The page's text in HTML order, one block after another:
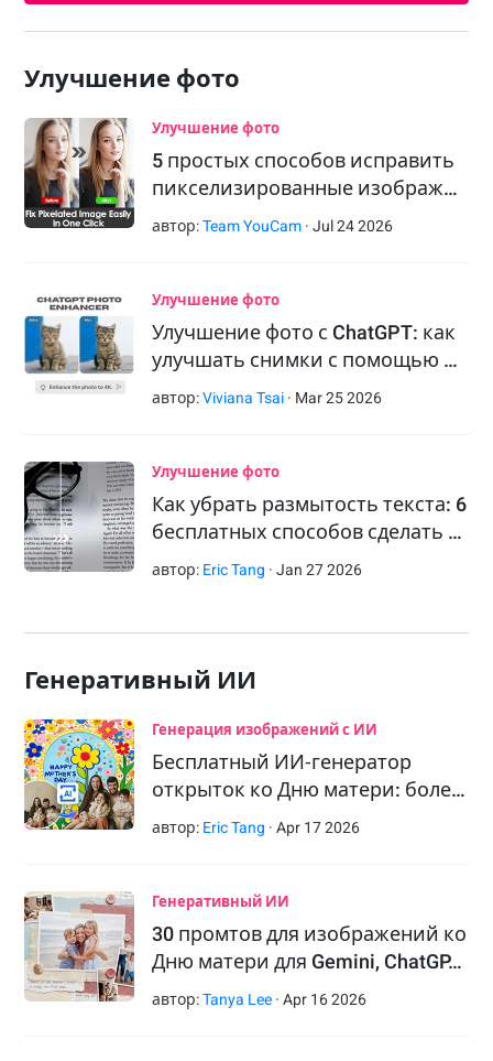
Улучшение фото
Улучшение фото
5 простых способов исправить
пикселизированные изображ…
автор:Team YouCam ·Jul 24 2026
Улучшение фото
Улучшение фото с ChatGPT: как
улучшать снимки с помощью …
автор:Viviana Tsai · Mar 25 2026
Улучшение фото
Как убрать размытость текста: 6
бесплатных способов сделать …
автор: Eric Tang ·Jan 27 2026
Генеративный ИИ
Генерация изображений с ИИ
Бесплатный ИИ‑генератор
открыток ко Дню матери: боле…
автор: Eric Tang ·Apr 17 2026
Генеративный ИИ
30 промтов для изображений ко
Дню матери для Gemini, ChatGP…
автор:Tanya Lee ·Apr 16 2026